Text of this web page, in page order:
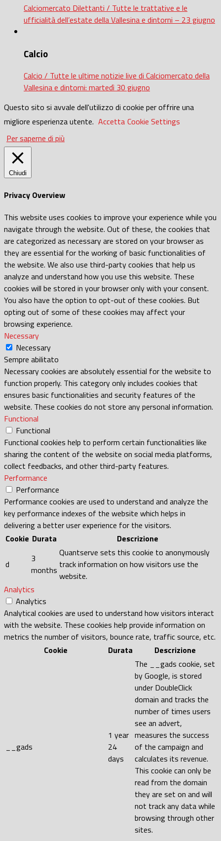
Calciomercato Dilettanti / Tutte le trattative e le
ufficialità dell’estate della Vallesina e dintorni – 23 giugno
Calcio
Calcio / Tutte le ultime notizie live di Calciomercato della
Vallesina e dintorni: martedì 30 giugno
Questo sito si avvale dell'utilizzo di cookie per offrire una
migliore esperienza utente. Accetta Cookie Settings
Per saperne di più
Chiudi
Privacy Overview
This website uses cookies to improve your experience while you
navigate through the website. Out of these, the cookies that
are categorized as necessary are stored on your browser as
they are essential for the working of basic functionalities of
the website. We also use third-party cookies that help us
analyze and understand how you use this website. These
cookies will be stored in your browser only with your consent.
You also have the option to opt-out of these cookies. But
opting out of some of these cookies may affect your
browsing experience.
Necessary
Necessary
Sempre abilitato
Necessary cookies are absolutely essential for the website to
function properly. This category only includes cookies that
ensures basic functionalities and security features of the
website. These cookies do not store any personal information.
Functional
Functional
Functional cookies help to perform certain functionalities like
sharing the content of the website on social media platforms,
collect feedbacks, and other third-party features.
Performance
Performance
Performance cookies are used to understand and analyze the
key performance indexes of the website which helps in
delivering a better user experience for the visitors.
Cookie Durata Descrizione
d
3
months
Quantserve sets this cookie to anonymously
track information on how visitors use the
website.
Analytics
Analytics
Analytical cookies are used to understand how visitors interact
with the website. These cookies help provide information on
metrics the number of visitors, bounce rate, traffic source, etc.
Cookie
Durata Descrizione
__gads
1 year
24
days
The __gads cookie, set
by Google, is stored
under DoubleClick
domain and tracks the
number of times users
see an advert,
measures the success
of the campaign and
calculates its revenue.
This cookie can only be
read from the domain
they are set on and will
not track any data while
browsing through other
sites.